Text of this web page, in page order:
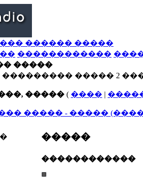
������ �����
������������
�����
����� 2
����� ( ���� |
����� - �����
�����
������������